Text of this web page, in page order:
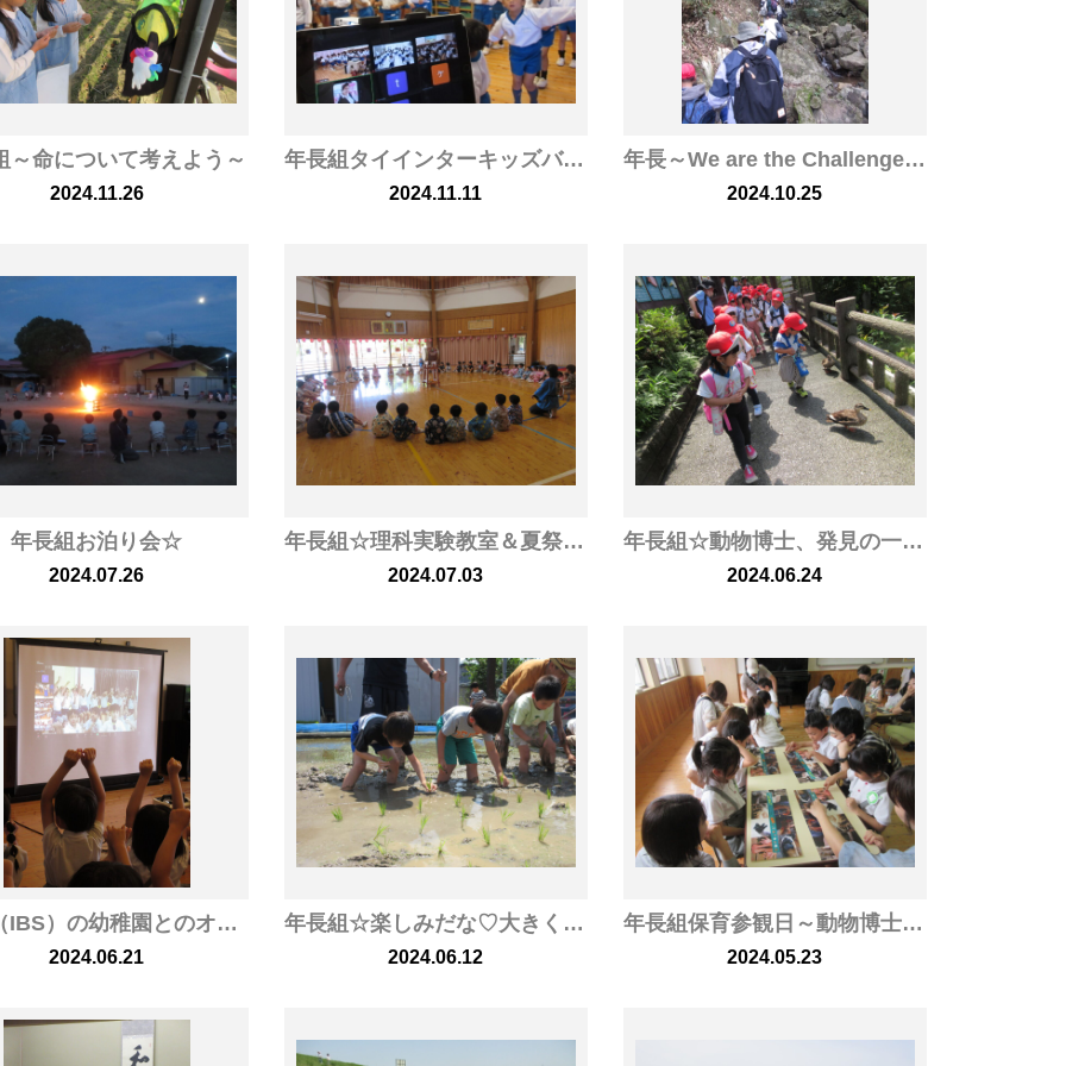
～命について考えよう～
2024.11.26
年長組タイインターキッズバイリンガルスクールのお友だちとオンライン交流をしました
2024.11.11
年長～We are the Challengers！～☆山登り☆にチャレンジ！
2024.10.25
年長組お泊り会☆
2024.07.26
年長組☆理科実験教室＆夏祭り☆
2024.07.03
年長組☆動物博士、発見の一日☆～到津の森動物園に行ってきました～
2024.06.24
タイ（IBS）の幼稚園とのオンライン交流をしました
2024.06.21
年長組☆楽しみだな♡大きくなあれ！あたご米☆
2024.06.12
年長組保育参観日～動物博士になろう
2024.05.23